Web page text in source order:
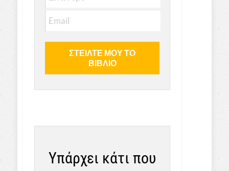
Υπάρχει κάτι που